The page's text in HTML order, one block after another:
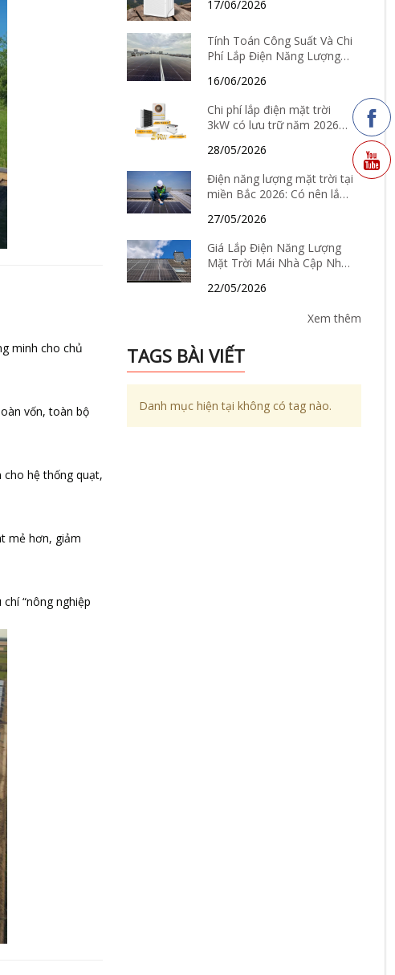
minh cho chủ
vốn, toàn bộ
hệ thống quạt,
mẻ hơn, giảm
“nông nghiệp
Nghiệm Chọn Loại Tốt Nhất
17/06/2026
Tính Toán Công Suất Và Chi
Phí Lắp Điện Năng Lượng
Nhất 2026
16/06/2026
Chi phí lắp điện mặt trời
3kW có lưu trữ năm 2026
không?
28/05/2026
Điện năng lượng mặt trời tại
miền Bắc 2026: Có nên lắp
nhiêu và hiệu quả thực tế ra
sao?
27/05/2026
Giá Lắp Điện Năng Lượng
Mặt Trời Mái Nhà Cập Nhật
Để Đầu Tư?
22/05/2026
Xem thêm
TAGS BÀI VIẾT
Danh mục hiện tại không có tag nào.